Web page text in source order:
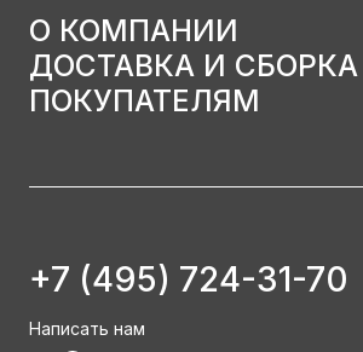
О КОМПАНИИ
ДОСТАВКА И СБОРКА
ПОКУПАТЕЛЯМ
+7 (495) 724-31-70
Написать нам